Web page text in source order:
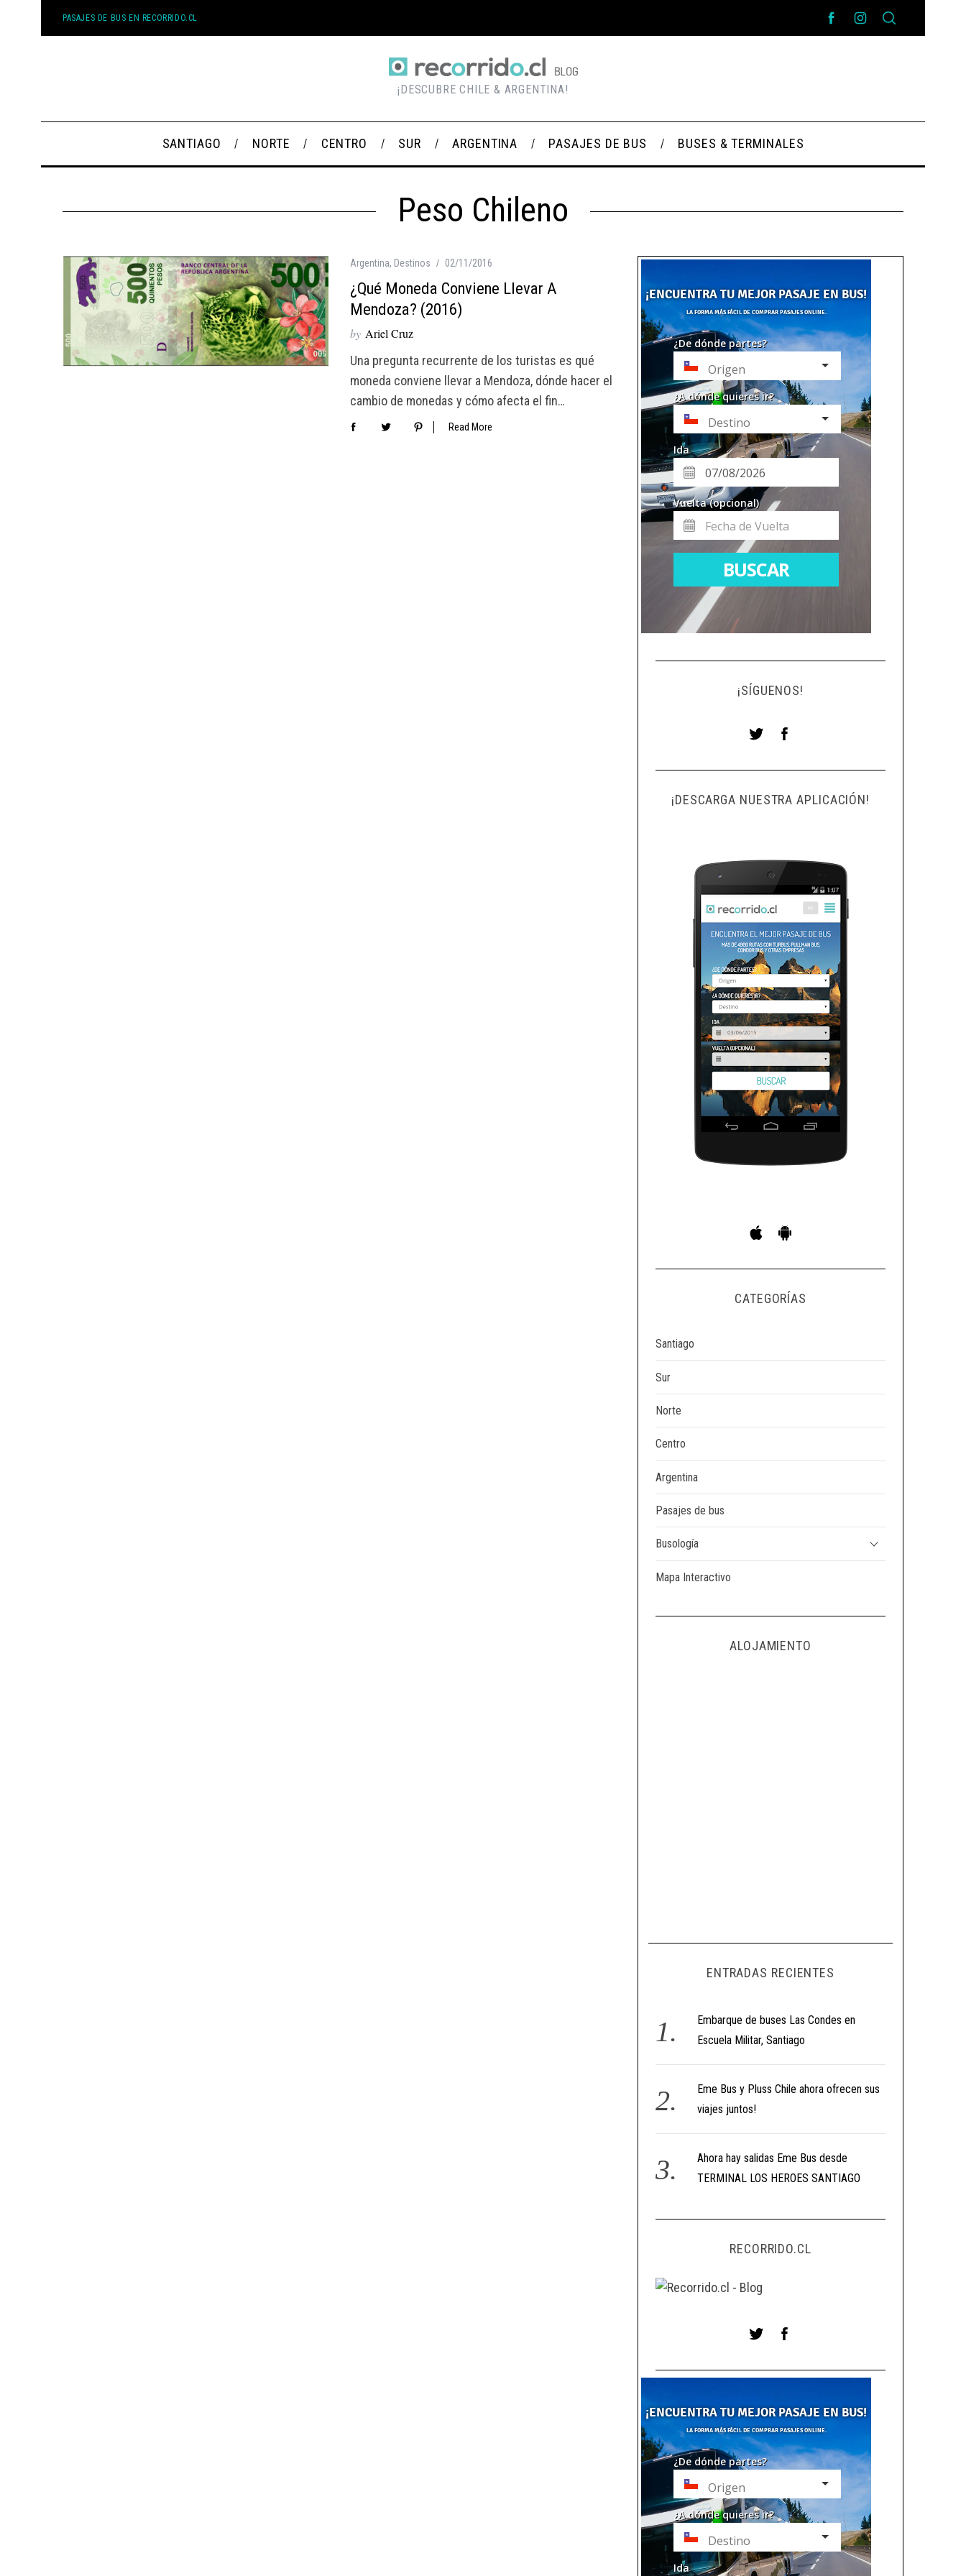
PASAJES DE BUS EN RECORRIDO.CL
¡DESCUBRE CHILE & ARGENTINA!
SANTIAGO NORTE CENTRO SUR ARGENTINA PASAJES DE BUS BUSES & TERMINALES
Peso Chileno
Argentina, Destinos 02/11/2016
¿Qué Moneda Conviene Llevar A
Mendoza? (2016)
by Ariel Cruz
Una pregunta recurrente de los turistas es qué
moneda conviene llevar a Mendoza, dónde hacer el
cambio de monedas y cómo afecta el fin…
Read More
¡SÍGUENOS!
¡DESCARGA NUESTRA APLICACIÓN!
CATEGORÍAS
Santiago
Sur
Norte
Centro
Argentina
Pasajes de bus
Busología
Mapa Interactivo
ALOJAMIENTO
ENTRADAS RECIENTES
Embarque de buses Las Condes en
Escuela Militar, Santiago
Eme Bus y Pluss Chile ahora ofrecen sus
viajes juntos!
Ahora hay salidas Eme Bus desde
TERMINAL LOS HEROES SANTIAGO
RECORRIDO.CL